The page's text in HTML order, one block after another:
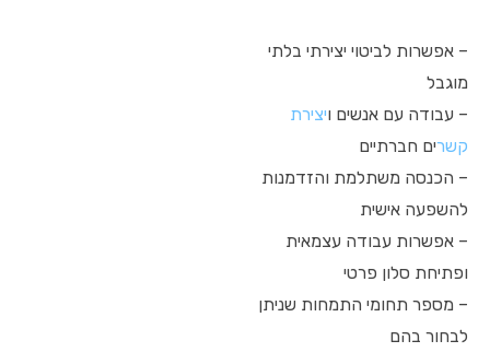
– אפשרות לביטוי יצירתי בלתי
מוגבל
– עבודה עם אנשים ויצירת
קשרים חברתיים
– הכנסה משתלמת והזדמנות
להשפעה אישית
– אפשרות עבודה עצמאית
ופתיחת סלון פרטי
– מספר תחומי התמחות שניתן
לבחור בהם